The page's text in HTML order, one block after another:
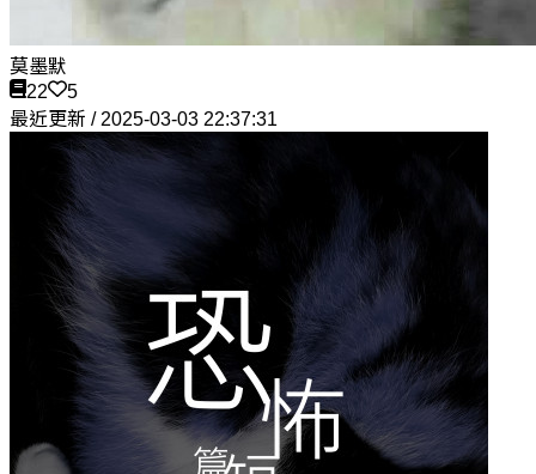
莫墨默
22
5
最近更新 / 2025-03-03 22:37:31